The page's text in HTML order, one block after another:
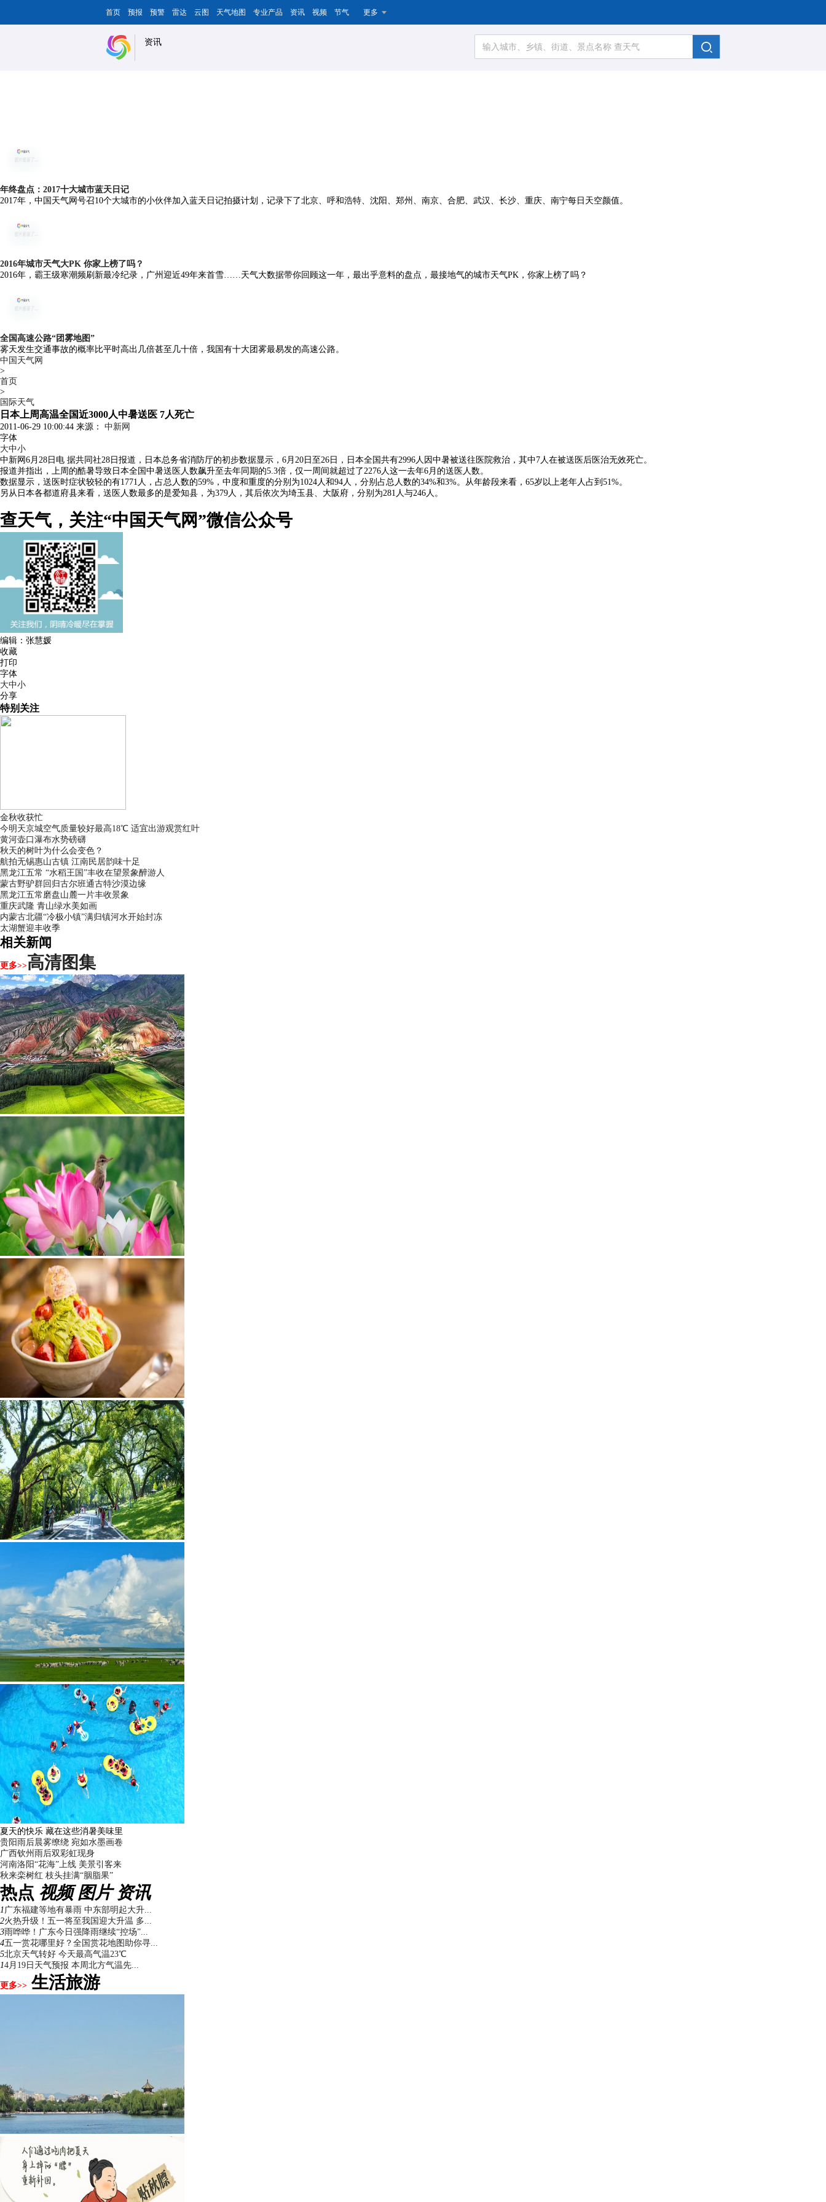
首页 预报 预警 雷达 云图 天气地图 专业产品 资讯 视频 节气 更多
资讯
年终盘点：2017十大城市蓝天日记
2017年，中国天气网号召10个大城市的小伙伴加入蓝天日记拍摄计划，记录下了北京、呼和浩特、沈阳、郑州、南京、合肥、武汉、长沙、重庆、南宁每日天空颜值。
2016年城市天气大PK 你家上榜了吗？
2016年，霸王级寒潮频刷新最冷纪录，广州迎近49年来首雪……天气大数据带你回顾这一年，最出乎意料的盘点，最接地气的城市天气PK，你家上榜了吗？
全国高速公路“团雾地图”
雾天发生交通事故的概率比平时高出几倍甚至几十倍，我国有十大团雾最易发的高速公路。
中国天气网
>
首页
>
国际天气
日本上周高温全国近3000人中暑送医 7人死亡
2011-06-29 10:00:44 来源： 中新网
字体
大中小
中新网6月28日电 据共同社28日报道，日本总务省消防厅的初步数据显示，6月20日至26日，日本全国共有2996人因中暑被送往医院救治，其中7人在被送医后医治无效死亡。
报道并指出，上周的酷暑导致日本全国中暑送医人数飙升至去年同期的5.3倍，仅一周间就超过了2276人这一去年6月的送医人数。
数据显示，送医时症状较轻的有1771人，占总人数的59%，中度和重度的分别为1024人和94人，分别占总人数的34%和3%。从年龄段来看，65岁以上老年人占到51%。
另从日本各都道府县来看，送医人数最多的是爱知县，为379人，其后依次为埼玉县、大阪府，分别为281人与246人。
查天气，关注“中国天气网”微信公众号
编辑：张慧媛
收藏
打印
字体
大中小
分享
特别关注
金秋收获忙
今明天京城空气质量较好最高18℃ 适宜出游观赏红叶
黄河壶口瀑布水势磅礴
秋天的树叶为什么会变色？
航拍无锡惠山古镇 江南民居韵味十足
黑龙江五常 “水稻王国”丰收在望景象醉游人
蒙古野驴群回归古尔班通古特沙漠边缘
黑龙江五常磨盘山麓一片丰收景象
重庆武隆 青山绿水美如画
内蒙古北疆“冷极小镇”满归镇河水开始封冻
太湖蟹迎丰收季
相关新闻
更多>>高清图集
夏天的快乐 藏在这些消暑美味里
贵阳雨后晨雾缭绕 宛如水墨画卷
广西钦州雨后双彩虹现身
河南洛阳“花海”上线 美景引客来
秋来栾树红 枝头挂满“胭脂果”
热点 视频 图片 资讯
1广东福建等地有暴雨 中东部明起大升...
2火热升级！五一将至我国迎大升温 多...
3雨哗哗！广东今日强降雨继续“控场”...
4五一赏花哪里好？全国赏花地图助你寻...
5北京天气转好 今天最高气温23℃
14月19日天气预报 本周北方气温先...
更多>> 生活旅游